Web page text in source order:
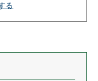
る